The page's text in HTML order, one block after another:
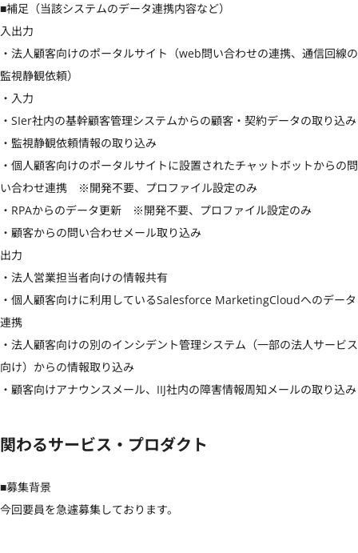
■補足（当該システムのデータ連携内容など）
入出力
・法人顧客向けのポータルサイト（web問い合わせの連携、通信回線の
監視静観依頼）
・入力
・SIer社内の基幹顧客管理システムからの顧客・契約データの取り込み
・監視静観依頼情報の取り込み
・個人顧客向けのポータルサイトに設置されたチャットボットからの問
い合わせ連携　※開発不要、プロファイル設定のみ
・RPAからのデータ更新　※開発不要、プロファイル設定のみ
・顧客からの問い合わせメール取り込み
出力
・法人営業担当者向けの情報共有
・個人顧客向けに利用しているSalesforce MarketingCloudへのデータ
連携
・法人顧客向けの別のインシデント管理システム（一部の法人サービス
向け）からの情報取り込み
・顧客向けアナウンスメール、IIJ社内の障害情報周知メールの取り込み
関わるサービス・プロダクト
■募集背景
今回要員を急遽募集しております。